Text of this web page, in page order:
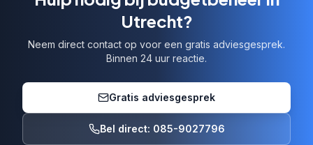
Utrecht?
Neem direct contact op voor een gratis adviesgesprek.
Binnen 24 uur reactie.
Gratis adviesgesprek
Bel direct: 085-9027796